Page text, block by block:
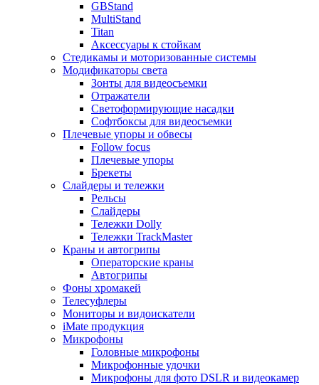
GBStand
MultiStand
Titan
Аксессуары к стойкам
Стедикамы и моторизованные системы
Модификаторы света
Зонты для видеосъемки
Отражатели
Светоформирующие насадки
Софтбоксы для видеосъемки
Плечевые упоры и обвесы
Follow focus
Плечевые упоры
Брекеты
Слайдеры и тележки
Рельсы
Слайдеры
Тележки Dolly
Тележки TrackMaster
Краны и автогрипы
Операторские краны
Автогрипы
Фоны хромакей
Телесуфлеры
Мониторы и видоискатели
iMate продукция
Микрофоны
Головные микрофоны
Микрофонные удочки
Микрофоны для фото DSLR и видеокамер